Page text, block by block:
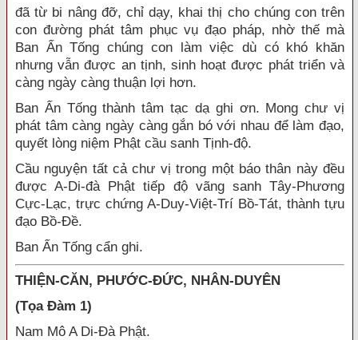
đã từ bi nâng đỡ, chỉ dạy, khai thị cho chúng con trên
con đường phát tâm phục vụ đạo pháp, nhờ thế mà
Ban Ấn Tống chúng con làm việc dù có khó khăn
nhưng vẫn được an tịnh, sinh hoạt được phát triển và
càng ngày càng thuận lợi hơn.
Ban Ấn Tống thành tâm tạc dạ ghi ơn. Mong chư vị
phát tâm càng ngày càng gắn bó với nhau để làm đạo,
quyết lòng niệm Phật cầu sanh Tịnh-độ.
Cầu nguyện tất cả chư vị trong một báo thân này đều
được A-Di-đà Phật tiếp độ vãng sanh Tây-Phương
Cực-Lạc, trực chứng A-Duy-Việt-Trí Bồ-Tát, thành tựu
đạo Bồ-Đề.
Ban Ấn Tống cẩn ghi.
THIỆN-CĂN, PHƯỚC-ĐỨC, NHÂN-DUYÊN
(Tọa Đàm 1)
Nam Mô A Di-Đà Phật.